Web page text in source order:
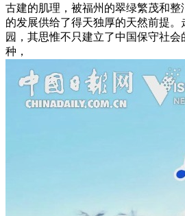
古建的肌理，被福州的翠绿繁茂和
的发展供给了得天独厚的天然前提
园，其思惟不只建立了中国保守社
种，